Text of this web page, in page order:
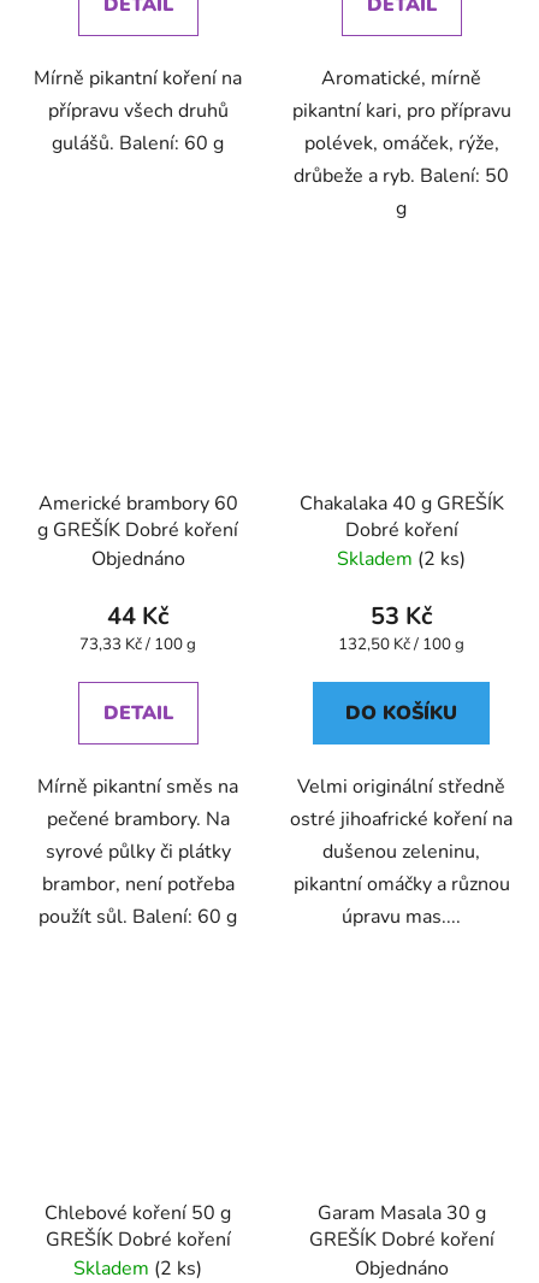
Mírně pikantní koření na
přípravu všech druhů
gulášů. Balení: 60 g
Aromatické, mírně
pikantní kari, pro přípravu
polévek, omáček, rýže,
drůbeže a ryb. Balení: 50
g
Americké brambory 60
g GREŠÍK Dobré koření
Objednáno
44 Kč
Měrná
73,33 Kč / 100 g
DETAIL
Mírně pikantní směs na
pečené brambory. Na
syrové půlky či plátky
brambor, není potřeba
použít sůl. Balení: 60 g
Chakalaka 40 g GREŠÍK
Dobré koření
Skladem (2 ks)
53 Kč
Měrná
132,50 Kč / 100 g
DO KOŠÍKU
Velmi originální středně
ostré jihoafrické koření na
dušenou zeleninu,
pikantní omáčky a různou
úpravu mas....
Chlebové koření 50 g
GREŠÍK Dobré koření
Skladem (2 ks)
Garam Masala 30 g
GREŠÍK Dobré koření
Objednáno